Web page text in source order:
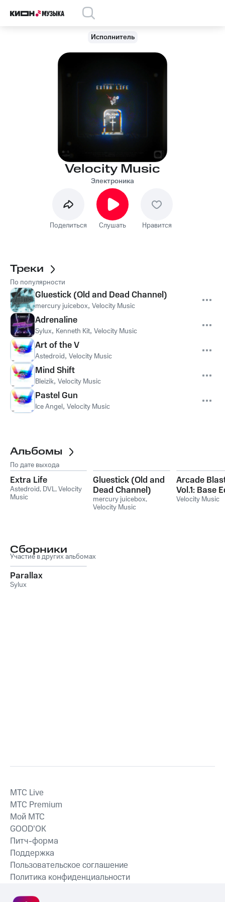
Исполнитель
Velocity Music
Электроника
Поделиться Слушать Нравится
Треки
По популярности
Gluestick (Old and Dead Channel)
mercury juicebox, Velocity Music
Adrenaline
Sylux, Kenneth Kit, Velocity Music
Art of the V
Astedroid, Velocity Music
Mind Shift
Bleizik, Velocity Music
Pastel Gun
Ice Angel, Velocity Music
Альбомы
По дате выхода
Extra Life
Astedroid, DVL,Velocity
Music
Gluestick (Old and
Dead Channel)
mercury juicebox,
Velocity Music
Arcade
Vol.1: Base
Velocity Music
Сборники
Участие в других альбомах
Parallax
Sylux
MTС Live
MTС Premium
Мой МТС
GOOD’OK
Питч-форма
Поддержка
Пользовательское соглашение
Политика конфиденциальности